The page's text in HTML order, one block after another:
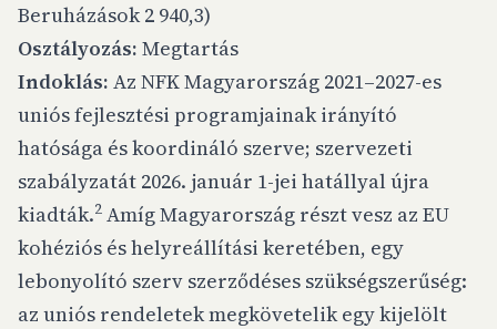
Beruházások 2 940,3)
Osztályozás: Megtartás
Indoklás: Az NFK Magyarország 2021–2027-es
uniós fejlesztési programjainak irányító
hatósága és koordináló szerve; szervezeti
szabályzatát 2026. január 1-jei hatállyal újra
kiadták.2 Amíg Magyarország részt vesz az EU
kohéziós és helyreállítási keretében, egy
lebonyolító szerv szerződéses szükségszerűség:
az uniós rendeletek megkövetelik egy kijelölt